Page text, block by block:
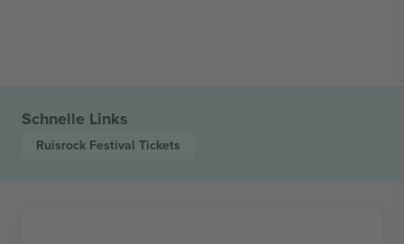
Schnelle Links
Ruisrock Festival Tickets